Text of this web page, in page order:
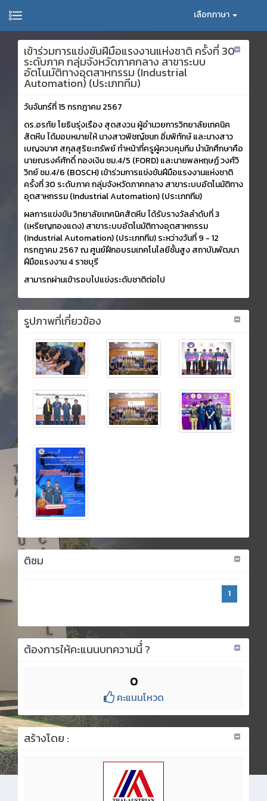
เลือกภาษา
เข้าร่วมการแข่งขันฝีมือแรงงานแห่งชาติ ครั้งที่ 30
ระดับภาค กลุ่มจังหวัดภาคกลาง สาขาระบบ
อัตโนมัติทางอุตสาหกรรม (Industrial
Automation) (ประเภททีม)
วันจันทร์ที่ 15 กรกฎาคม 2567
ดร.อรทัย โยธินรุ่งเรือง สุดสงวน ผู้อำนวยการวิทยาลัยเทคนิค
สัตหีบ ได้มอบหมายให้ นางสาวพิชญ์ชนก อิ่มพิทักษ์ และนางสาว
เบญจมาศ สกุลสุริยะทรัพย์ ทำหน้าที่ครูผู้ควบคุมทีม นำนักศึกษาคือ
นายณรงค์ศักดิ์ ทองเงิน ชม.4/5 (FORD) และนายพลหฤษฏ์ วงศ์วิ
วิทย์ ชม.4/6 (BOSCH) เข้าร่วมการแข่งขันฝีมือแรงงานแห่งชาติ
ครั้งที่ 30 ระดับภาค กลุ่มจังหวัดภาคกลาง สาขาระบบอัตโนมัติทาง
อุตสาหกรรม (Industrial Automation) (ประเภททีม)
ผลการแข่งขัน วิทยาลัยเทคนิคสัตหีบ ได้รับรางวัลลำดับที่ 3
(เหรียญทองแดง) สาขาระบบอัตโนมัติทางอุตสาหกรรม
(Industrial Automation) (ประเภททีม) ระหว่างวันที่ 9 - 12
กรกฎาคม 2567 ณ ศูนย์ฝึกอบรมเทคโนโลยีชั้นสูง สถาบันพัฒนา
ฝีมือแรงงาน 4 ราชบุรี
สามารถผ่านเข้ารอบไปแข่งระดับชาติต่อไป
รูปภาพที่เกี่ยวข้อง
ติชม
1
ต้องการให้คะแนนบทความนี้่ ?
0
คะแนนโหวด
สร้างโดย :